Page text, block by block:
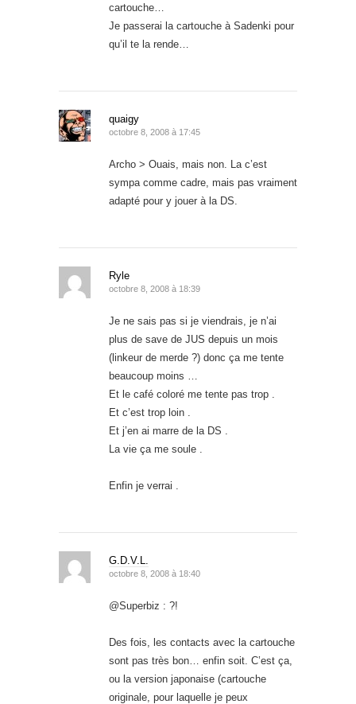
cartouche…
Je passerai la cartouche à Sadenki pour
qu’il te la rende…
quaigy
octobre 8, 2008 à 17:45
Archo > Ouais, mais non. La c’est
sympa comme cadre, mais pas vraiment
adapté pour y jouer à la DS.
Ryle
octobre 8, 2008 à 18:39
Je ne sais pas si je viendrais, je n’ai
plus de save de JUS depuis un mois
(linkeur de merde ?) donc ça me tente
beaucoup moins …
Et le café coloré me tente pas trop .
Et c’est trop loin .
Et j’en ai marre de la DS .
La vie ça me soule .
Enfin je verrai .
G.D.V.L.
octobre 8, 2008 à 18:40
@Superbiz : ?!
Des fois, les contacts avec la cartouche
sont pas très bon… enfin soit. C’est ça,
ou la version japonaise (cartouche
originale, pour laquelle je peux